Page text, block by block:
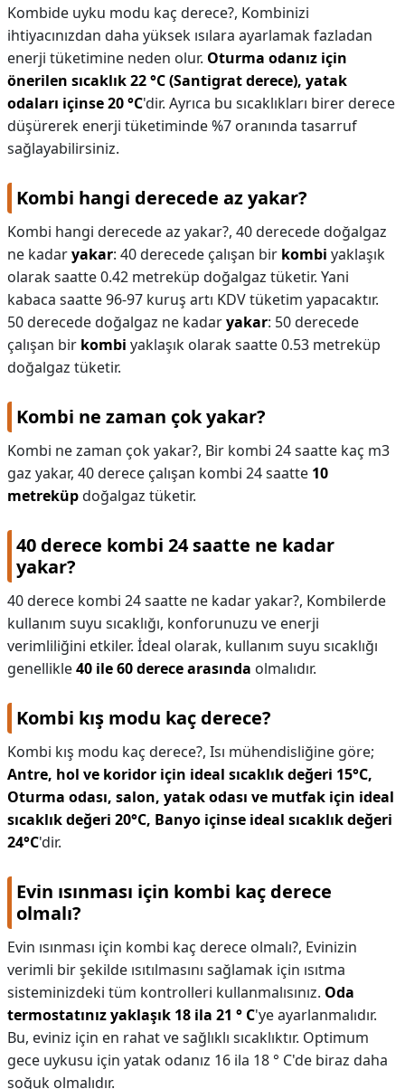
Kombide uyku modu kaç derece?, Kombinizi
ihtiyacınızdan daha yüksek ısılara ayarlamak fazladan
enerji tüketimine neden olur. Oturma odanız için
önerilen sıcaklık 22 °C (Santigrat derece), yatak
odaları içinse 20 °C'dir. Ayrıca bu sıcaklıkları birer derece
düşürerek enerji tüketiminde %7 oranında tasarruf
sağlayabilirsiniz.
Kombi hangi derecede az yakar?
Kombi hangi derecede az yakar?, 40 derecede doğalgaz
ne kadaryakar: 40 derecede çalışan bir kombi yaklaşık
olarak saatte 0.42 metreküp doğalgaz tüketir. Yani
kabaca saatte 96-97 kuruş artı KDV tüketim yapacaktır.
50 derecede doğalgaz ne kadaryakar: 50 derecede
çalışan bir kombi yaklaşık olarak saatte 0.53 metreküp
doğalgaz tüketir.
Kombi ne zaman çok yakar?
Kombi ne zaman çok yakar?, Bir kombi 24 saatte kaç m3
gaz yakar, 40 derece çalışan kombi 24 saatte 10
metreküpdoğalgaz tüketir.
40 derece kombi 24 saatte ne kadar
yakar?
40 derece kombi 24 saatte ne kadar yakar?, Kombilerde
kullanım suyu sıcaklığı, konforunuzu ve enerji
verimliliğini etkiler. İdeal olarak, kullanım suyu sıcaklığı
genellikle40 ile 60 derece arasında olmalıdır.
Kombi kış modu kaç derece?
Kombi kış modu kaç derece?, Isı mühendisliğine göre;
Antre, hol ve koridor için ideal sıcaklık değeri 15°C,
Oturma odası, salon, yatak odası ve mutfak için ideal
sıcaklık değeri 20°C, Banyo içinse ideal sıcaklık değeri
24°C'dir.
Evin ısınması için kombi kaç derece
olmalı?
Evin ısınması için kombi kaç derece olmalı?, Evinizin
verimli bir şekilde ısıtılmasını sağlamak için ısıtma
sisteminizdeki tüm kontrolleri kullanmalısınız. Oda
termostatınız yaklaşık 18 ila 21 ° C'ye ayarlanmalıdır.
Bu, eviniz için en rahat ve sağlıklı sıcaklıktır. Optimum
gece uykusu için yatak odanız 16 ila 18 ° C'de biraz daha
soğuk olmalıdır.